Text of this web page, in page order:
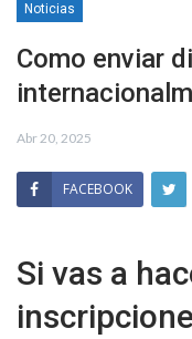
Noticias
Como enviar
Abr 20, 2025
FACEBOOK
Si vas a